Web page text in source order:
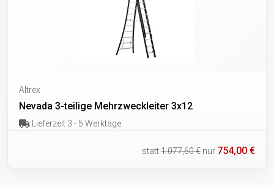
Altrex
Nevada 3-teilige Mehrzweckleiter 3x12
Lieferzeit 3 - 5 Werktage
statt1.077,60 € nur 754,00 €